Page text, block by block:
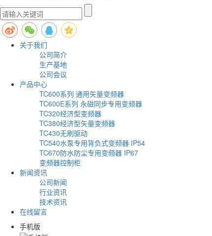
关于我们
公司简介
生产基地
公司会议
产品中心
TC600系列 通用矢量变频器
TC600E系列 永磁同步专用变频器
TC320经济型变频器
TC380经济型矢量变频器
TC430无刷驱动
TC540水泵专用背负式变频器 IP54
TC670防水防尘专用变频器 IP67
变频器控制柜
新闻资讯
公司新闻
行业资讯
技术资讯
在线留言
手机版